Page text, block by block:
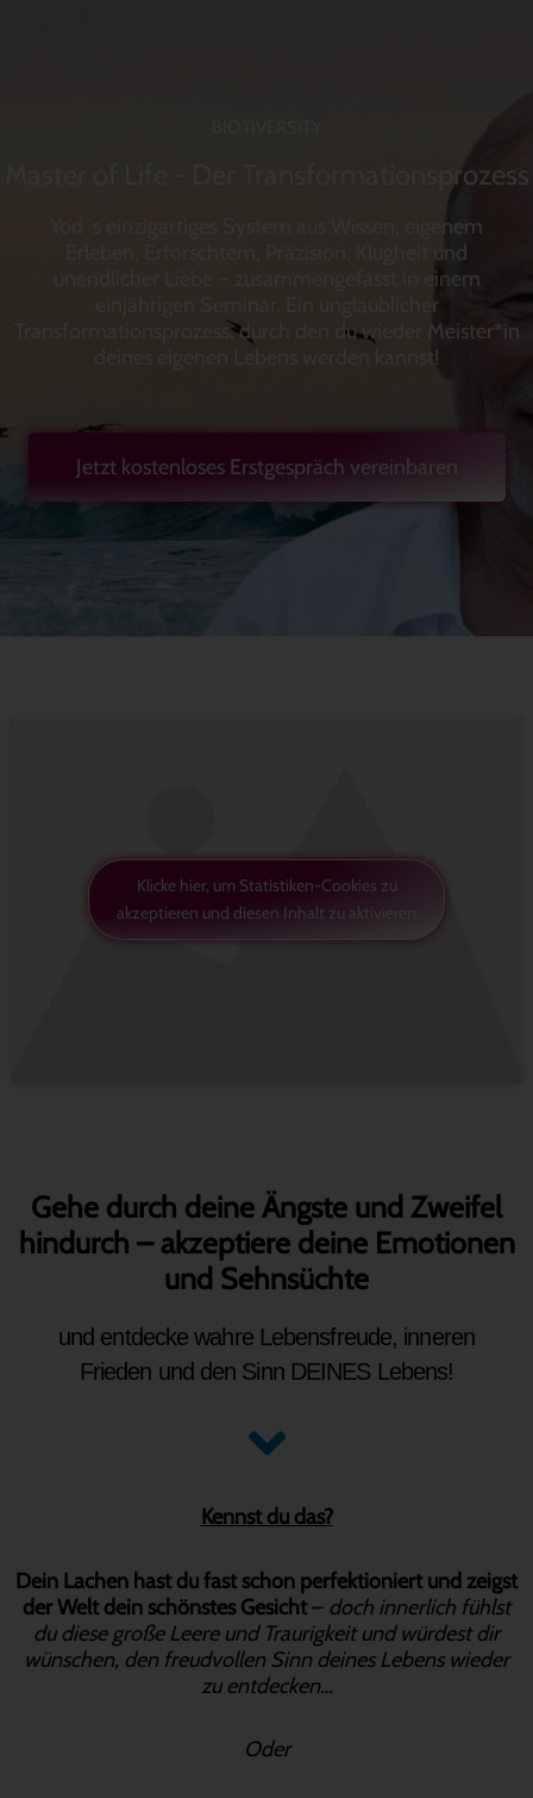
Master of Life - Der Transformationsprozess
Yod´s einzigartiges System aus Wissen, eigenem
Erleben, Erforschtem, Präzision, Klugheit und
unendlicher Liebe – zusammengefasst in einem
einjährigen Seminar. Ein unglaublicher
Transformationsprozess, durch den du wieder Meister*in
deines eigenen Lebens werden kannst!
Jetzt kostenloses Erstgespräch vereinbaren
Klicke hier, um Statistiken-Cookies zu
akzeptieren und diesen Inhalt zu aktivieren
Gehe durch deine Ängste und Zweifel
hindurch – akzeptiere deine Emotionen
und Sehnsüchte
und entdecke wahre Lebensfreude, inneren
Frieden und den Sinn DEINES Lebens!
Kennst du das?
Dein Lachen hast du fast schon perfektioniert und zeigst
der Welt dein schönstes Gesicht– doch innerlich fühlst
du diese große Leere und Traurigkeit und würdest dir
wünschen, den freudvollen Sinn deines Lebens wieder
zu entdecken…
Oder